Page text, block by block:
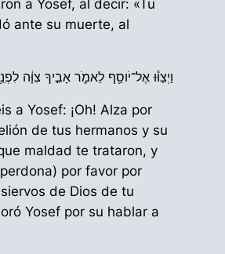
a Yosef, al decir: «Tu
ante su muerte, al
וַיְצַוּ֕וּ אֶל־יֹוסֵ֖ף לֵאמֹ֑ר אָבִ֣יךָ צִוָּ֔ה
a Yosef: ¡Oh! Alza por
de tus hermanos y su
maldad te trataron, y
por favor por
de Dios de tu
Yosef por su hablar a